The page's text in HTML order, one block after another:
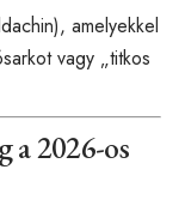
amelyekkel
vagy „titkos
a 2026-os